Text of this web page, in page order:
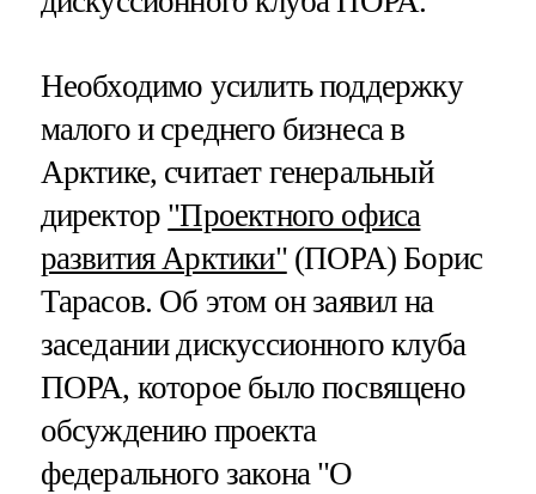
Необходимо усилить поддержку
малого и среднего бизнеса в
Арктике, считает генеральный
директор "Проектного офиса
развития Арктики"(ПОРА) Борис
Тарасов. Об этом он заявил на
заседании дискуссионного клуба
ПОРА, которое было посвящено
обсуждению проекта
федерального закона "О